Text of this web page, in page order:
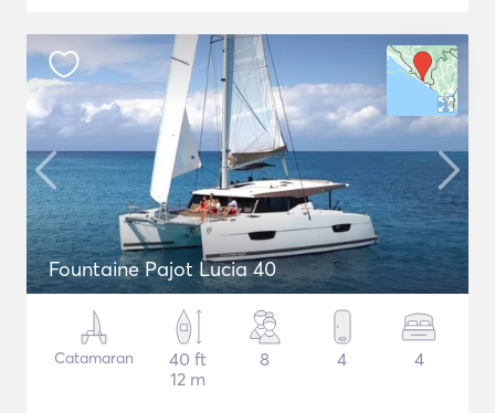
Fountaine Pajot Lucia 40
Catamaran
40 ft
12 m
8 4 4